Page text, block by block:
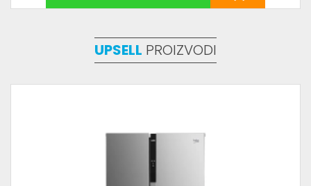
UPSELL PROIZVODI